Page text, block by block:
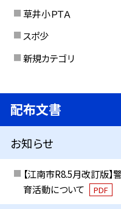
草井小ＰＴＡ
スポ少
新規カテゴリ
配布文書
お知らせ
【江南市R8.5月改訂版
育活動について
PDF